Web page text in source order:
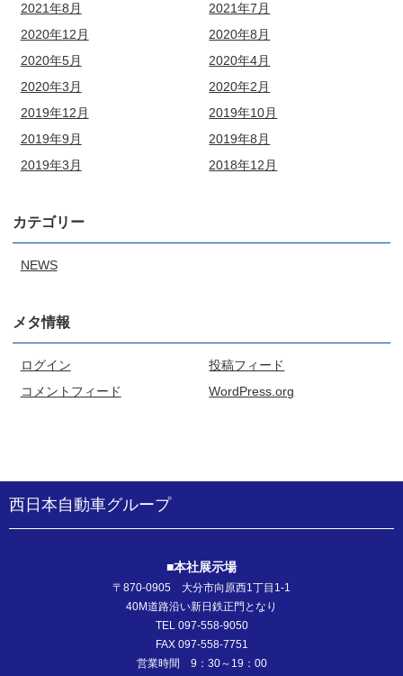
2021年8月
2021年7月
2020年12月
2020年8月
2020年5月
2020年4月
2020年3月
2020年2月
2019年12月
2019年10月
2019年9月
2019年8月
2019年3月
2018年12月
カテゴリー
NEWS
メタ情報
ログイン
投稿フィード
コメントフィード
WordPress.org
西日本自動車グループ
■本社展示場
〒870-0905 大分市向原西1丁目1-1
40M道路沿い新日鉄正門となり
TEL 097-558-9050
FAX 097-558-7751
営業時間 9：30～19：00